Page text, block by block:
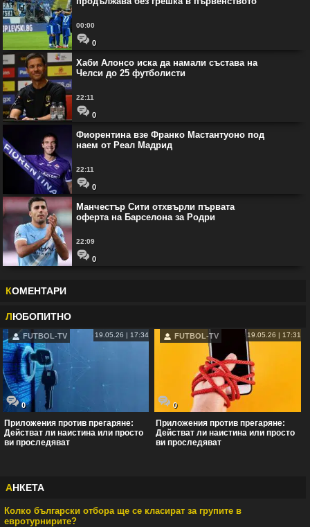
00:00
0
Хаби Алонсо иска да намали състава на
Челси до 25 футболисти
22:11
0
Фиорентина взе Франко Мастантуоно под
наем от Реал Мадрид
22:11
0
Манчестър Сити отхвърли първата
оферта на Барселона за Родри
22:09
0
КОМЕНТАРИ
ЛЮБОПИТНО
FUTBOL-TV 19.05.26 | 17:34
0
Приложения против прегаряне:
Действат ли наистина или просто
ви проследяват
FUTBOL-TV 19.05.26 | 17:31
0
Приложения против прегаряне:
Действат ли наистина или просто
ви проследяват
АНКЕТА
Колко български отбора ще се класират за групите в
евротурнирите?